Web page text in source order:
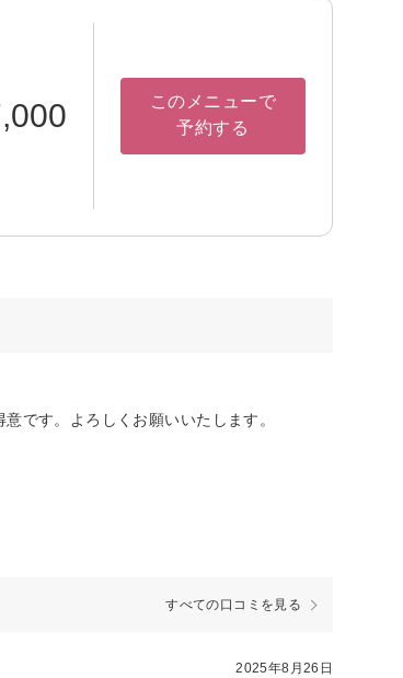
このメニューで
予約する
です。よろしくお願いいたします。
すべての口コミを見る
2025年8月26日